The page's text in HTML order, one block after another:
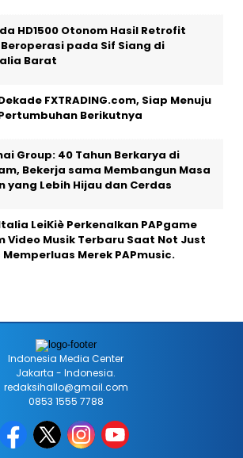
HD1500 Otonom Hasil Retrofit
pada Sif Siang di
Barat
FXTRADING.com, Siap Menuju
Berikutnya
Group: 40 Tahun Berkarya di
Bekerja sama Membangun Masa
yang Lebih Hijau dan Cerdas
LeiKiè Perkenalkan PAPgame
Video Musik Terbaru Saat Not Just
Memperluas Merek PAPmusic.
Indonesia Media Center
Jakarta - Indonesia.
redaksihallo@gmail.com
0853 1555 7788